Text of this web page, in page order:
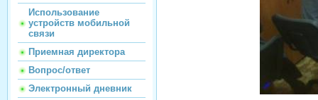
Использование
устройств мобильной
связи
Приемная директора
Вопрос/ответ
Электронный дневник